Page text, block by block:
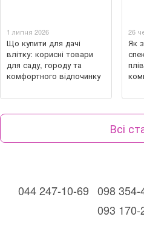
1 липня 2026
Що купити для дачі
влітку: корисні товари
для саду, городу та
комфортного відпочинку
26
Як
Всі
044 247-10-69 098 354-
093 170-